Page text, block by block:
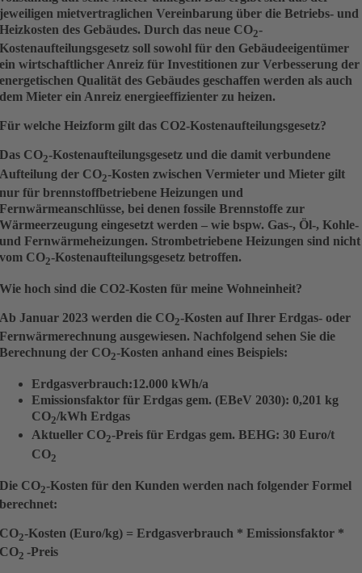
jeweiligen mietvertraglichen Vereinbarung über die Betriebs- und
Heizkosten des Gebäudes. Durch das neue CO2-
Kostenaufteilungsgesetz soll sowohl für den Gebäudeeigentümer
ein wirtschaftlicher Anreiz für Investitionen zur Verbesserung der
energetischen Qualität des Gebäudes geschaffen werden als auch
dem Mieter ein Anreiz energieeffizienter zu heizen.
Für welche Heizform gilt das CO2-Kostenaufteilungsgesetz?
Das CO2-Kostenaufteilungsgesetz und die damit verbundene
Aufteilung der CO2-Kosten zwischen Vermieter und Mieter gilt
nur für brennstoffbetriebene Heizungen und
Fernwärmeanschlüsse, bei denen fossile Brennstoffe zur
Wärmeerzeugung eingesetzt werden – wie bspw. Gas-, Öl-, Kohle-
und Fernwärmeheizungen. Strombetriebene Heizungen sind nicht
vom CO2-Kostenaufteilungsgesetz betroffen.
Wie hoch sind die CO2-Kosten für meine Wohneinheit?
Ab Januar 2023 werden die CO2-Kosten auf Ihrer Erdgas- oder
Fernwärmerechnung ausgewiesen. Nachfolgend sehen Sie die
Berechnung der CO2-Kosten anhand eines Beispiels:
Erdgasverbrauch:12.000 kWh/a
Emissionsfaktor für Erdgas gem. (EBeV 2030): 0,201 kg
CO2/kWh Erdgas
Aktueller CO2-Preis für Erdgas gem. BEHG: 30 Euro/t
CO2
Die CO2-Kosten für den Kunden werden nach folgender Formel
berechnet:
CO2-Kosten (Euro/kg) = Erdgasverbrauch * Emissionsfaktor *
CO2-Preis